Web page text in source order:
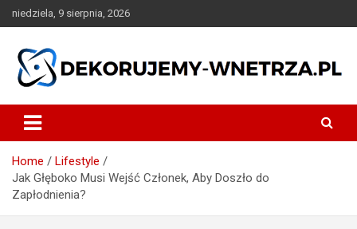
Skip
to
niedziela, 9 sierpnia, 2026
dekorujemy-wnetrza.pl
Home
Lifestyle
Jak Głęboko Musi Wejść Członek, Aby Doszło do
Zapłodnienia?